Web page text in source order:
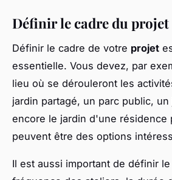
Définir le cadre du projet
Définir le cadre de votre projet
essentielle. Vous devez, par
lieu où se dérouleront les
jardin partagé, un parc public,
encore le jardin d'une résidence
peuvent être des options
Il est aussi important de définir